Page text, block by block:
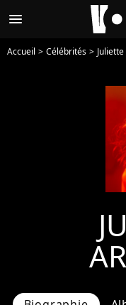
menu
Accueil Célébrités